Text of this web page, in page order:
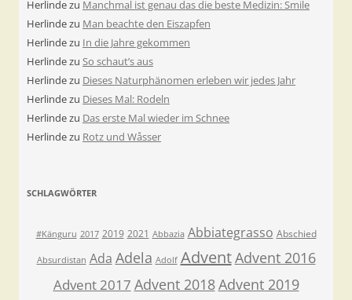
Herlindezu Manchmal ist genau das die beste Medizin: Smile
Herlindezu Man beachte den Eiszapfen
Herlindezu In die Jahre gekommen
Herlindezu So schaut’s aus
Herlindezu Dieses Naturphänomen erleben wir jedes Jahr
Herlindezu Dieses Mal: Rodeln
Herlindezu Das erste Mal wieder im Schnee
Herlindezu Rotz und Wåsser
SCHLAGWÖRTER
#Känguru 2017 2019 2021 Abbazia Abbiategrasso Abschied
Absurdistan Ada Adela Adolf AdventAdvent 2016
Advent 2017 Advent 2018Advent 2019